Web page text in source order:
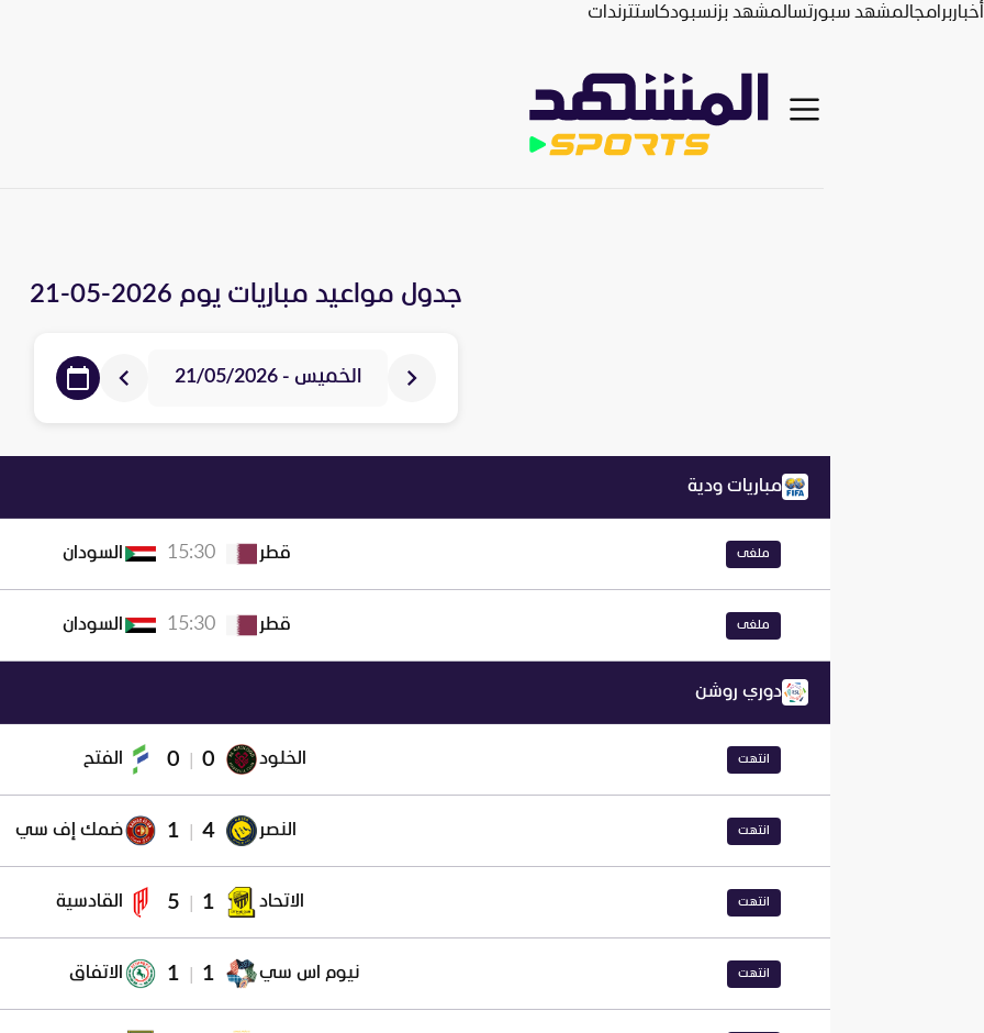
أخباربرامجالمشهد سبورتسالمشهد بزنسبودكاستترندات
جدول مواعيد مباريات يوم 2026-05-21
الخميس - 21/05/2026
مباريات ودية
ملغى قطر 15:30 السودان
ملغى قطر 15:30 السودان
دوري روشن
انتهت الخلود 0
0 الفتح
انتهت النصر 4
1 ضمك إف سي
انتهت الاتحاد 1
5 القادسية
انتهت نيوم اس سي 1
1 الاتفاق